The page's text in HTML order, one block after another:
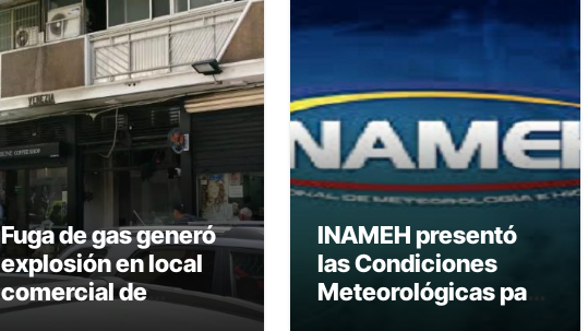
Fuga de gas generó
explosión en local
comercial de
Chacao
INAMEH presentó
las Condiciones
Meteorológicas para